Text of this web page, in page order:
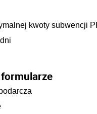
kwoty subwencji